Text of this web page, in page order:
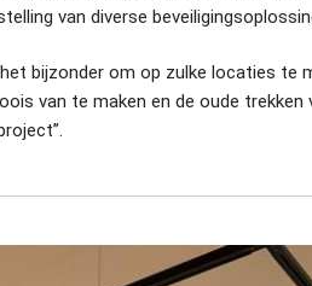
van diverse
bijzonder om op zulke locaties te
van te maken en de oude